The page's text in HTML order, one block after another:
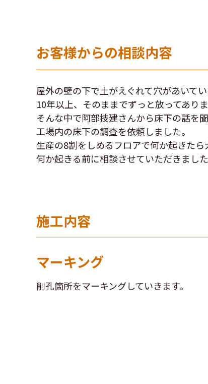
お客様からの相談内容
屋外の壁の下で土がえぐれて穴があいてい
10年以上、そのままでずっと放ってありま
そんな中で阿部技建さんから床下の話を
工場内の床下の調査を依頼しました。
生産の8割をしめるフロアで何か起きたら
何か起きる前に相談させていただきました
施工内容
マーキング
削孔箇所をマーキングしていきます。